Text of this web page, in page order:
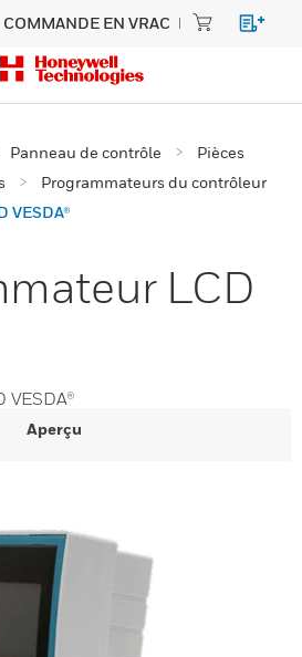
COMMANDE EN VRAC
Panneau de contrôle
Pièces
Programmateurs du contrôleur
VESDA®
LCD
Aperçu